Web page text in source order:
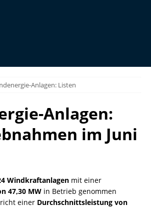
Anlagen: Listen
Anlagen:
im Juni
Windkraftanlagen mit einer
47,30 MW in Betrieb genommen
einer Durchschnittsleistung von